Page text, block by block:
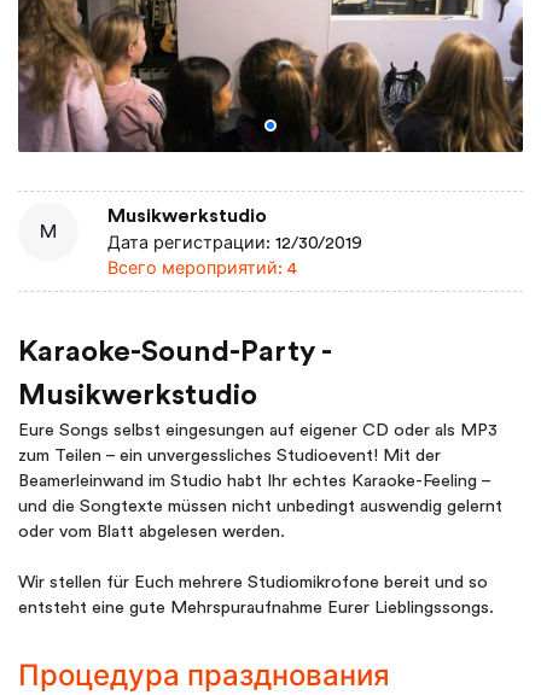
M
Musikwerkstudio
Дата регистрации: 12/30/2019
Всего мероприятий: 4
Karaoke-Sound-Party -
Musikwerkstudio
Eure Songs selbst eingesungen auf eigener CD oder als MP3
zum Teilen – ein unvergessliches Studioevent! Mit der
Beamerleinwand im Studio habt Ihr echtes Karaoke-Feeling –
und die Songtexte müssen nicht unbedingt auswendig gelernt
oder vom Blatt abgelesen werden.
Wir stellen für Euch mehrere Studiomikrofone bereit und so
entsteht eine gute Mehrspuraufnahme Eurer Lieblingssongs.
Процедура празднования